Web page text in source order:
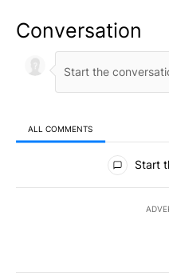
Conversation
ALL COMMENTS
All Comments
Start